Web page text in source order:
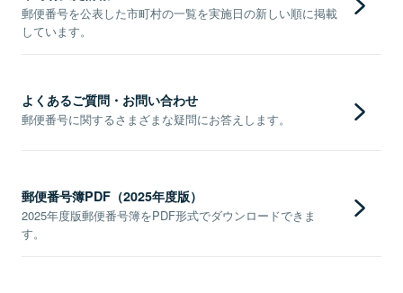
郵便番号を公表した市町村の一覧を実施日の新しい順に掲載
しています。
よくあるご質問・お問い合わせ
郵便番号に関するさまざまな疑問にお答えします。
郵便番号簿PDF（2025年度版）
2025年度版郵便番号簿をPDF形式でダウンロードできま
す。